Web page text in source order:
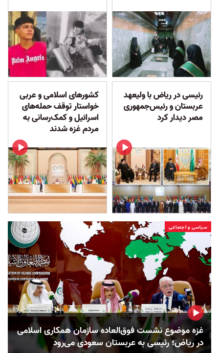
رئیسی در ریاض با ولیعهد
عربستان و رئیس‌جمهوری
مصر دیدار کرد
کشورهای اسلامی و عربی
خواستار توقف حمله‌های
اسرائیل و کمک‌رسانی به
مردم غزه شدند
سیاسی و اجتماعی
غزه موضوع نشست فوق‌العاده سازمان همکاری اسلامی
در ریاض؛ رئیسی به عربستان سعودی می‌رود